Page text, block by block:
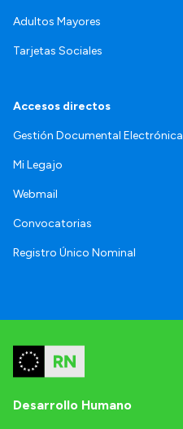
Adultos Mayores
Tarjetas Sociales
Accesos directos
Gestión Documental Electrónica
Mi Legajo
Webmail
Convocatorias
Registro Único Nominal
Desarrollo Humano